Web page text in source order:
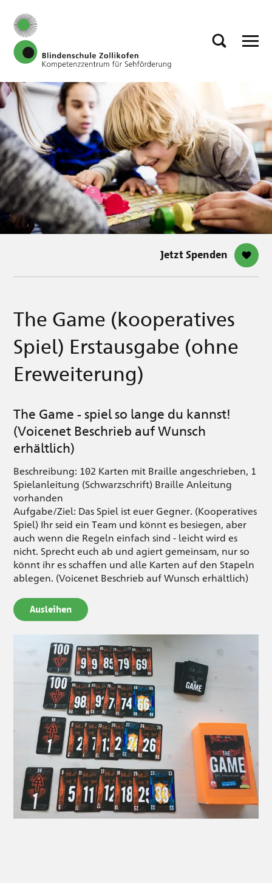
Jetzt Spenden
The Game (kooperatives
Spiel) Erstausgabe (ohne
Ereweiterung)
The Game - spiel so lange du kannst!
(Voicenet Beschrieb auf Wunsch
erhältlich)
Beschreibung: 102 Karten mit Braille angeschrieben, 1
Spielanleitung (Schwarzschrift) Braille Anleitung
vorhanden
Aufgabe/Ziel: Das Spiel ist euer Gegner. (Kooperatives
Spiel) Ihr seid ein Team und könnt es besiegen, aber
auch wenn die Regeln einfach sind - leicht wird es
nicht. Sprecht euch ab und agiert gemeinsam, nur so
könnt ihr es schaffen und alle Karten auf den Stapeln
ablegen. (Voicenet Beschrieb auf Wunsch erhältlich)
Ausleihen